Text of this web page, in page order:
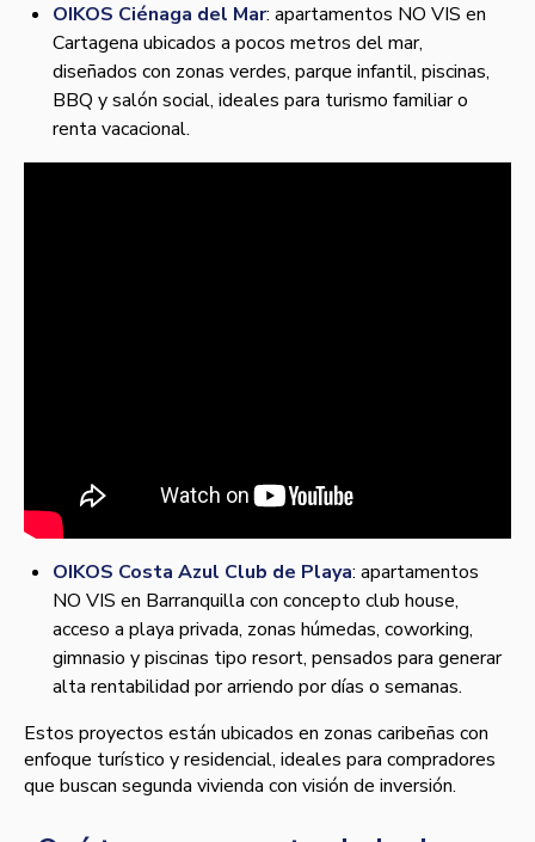
OIKOS Ciénaga del Mar: apartamentos NO VIS en
Cartagena ubicados a pocos metros del mar,
diseñados con zonas verdes, parque infantil, piscinas,
BBQ y salón social, ideales para turismo familiar o
renta vacacional.
OIKOS Costa Azul Club de Playa: apartamentos
NO VIS en Barranquilla con concepto club house,
acceso a playa privada, zonas húmedas, coworking,
gimnasio y piscinas tipo resort, pensados para generar
alta rentabilidad por arriendo por días o semanas.
Estos proyectos están ubicados en zonas caribeñas con
enfoque turístico y residencial, ideales para compradores
que buscan segunda vivienda con visión de inversión.